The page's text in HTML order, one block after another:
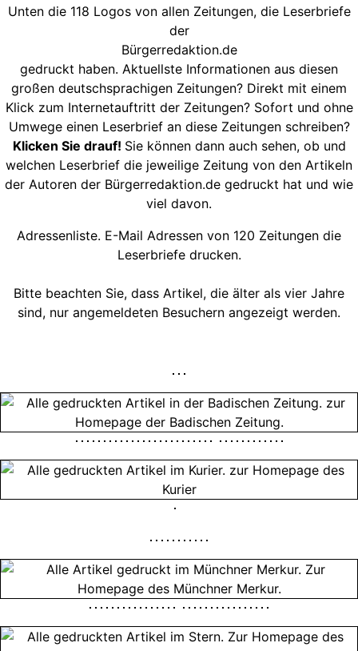
Unten die 118 Logos von allen Zeitungen, die Leserbriefe
der
Bürgerredaktion.de
gedruckt haben. Aktuellste Informationen aus diesen
großen deutschsprachigen Zeitungen? Direkt mit einem
Klick zum Internetauftritt der Zeitungen? Sofort und ohne
Umwege einen Leserbrief an diese Zeitungen schreiben?
Klicken Sie drauf! Sie können dann auch sehen, ob und
welchen Leserbrief die jeweilige Zeitung von den Artikeln
der Autoren der Bürgerredaktion.de gedruckt hat und wie
viel davon.
Adressenliste. E-Mail Adressen von 120 Zeitungen die
Leserbriefe drucken.
Bitte beachten Sie, dass Artikel, die älter als vier Jahre
sind, nur angemeldeten Besuchern angezeigt werden.